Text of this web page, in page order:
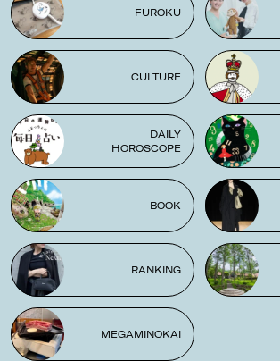
FUROKU
CULTURE
DAILY
HOROSCOPE
BOOK
RANKING
MEGAMINOKAI